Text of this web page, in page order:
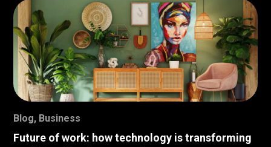
Blog, Business
Future of work: how technology is transforming